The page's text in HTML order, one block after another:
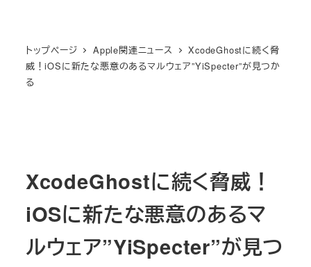
トップページ Apple関連ニュース
XcodeGhostに続く脅
威！iOSに新たな悪意のあるマルウェア”YiSpecter”が見つか
る
XcodeGhostに続く脅威！
iOSに新たな悪意のあるマ
ルウェア”YiSpecter”が見つ